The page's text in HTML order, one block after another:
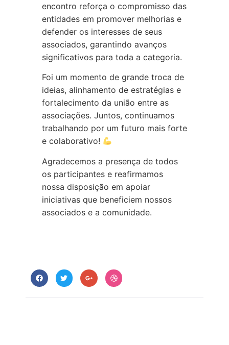
encontro reforça o compromisso das
entidades em promover melhorias e
defender os interesses de seus
associados, garantindo avanços
significativos para toda a categoria.
Foi um momento de grande troca de
ideias, alinhamento de estratégias e
fortalecimento da união entre as
associações. Juntos, continuamos
trabalhando por um futuro mais forte
e colaborativo!
Agradecemos a presença de todos
os participantes e reafirmamos
nossa disposição em apoiar
iniciativas que beneficiem nossos
associados e a comunidade.